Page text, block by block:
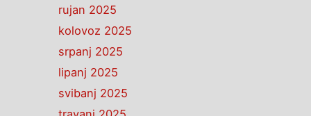
rujan 2025
kolovoz 2025
srpanj 2025
lipanj 2025
svibanj 2025